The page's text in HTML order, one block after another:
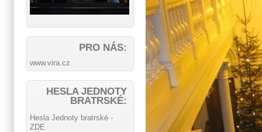
PRO NÁS:
www.vira.cz
HESLA JEDNOTY
BRATRSKÉ:
Hesla Jednoty bratrské -
ZDE.